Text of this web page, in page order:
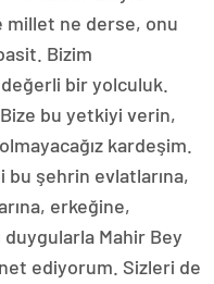
millet ne derse, onu
Bizim
bir yolculuk.
bu yetkiyi verin,
kardeşim.
bu şehrin evlatlarına,
erkeğine,
duygularla Mahir Bey
ediyorum. Sizleri de